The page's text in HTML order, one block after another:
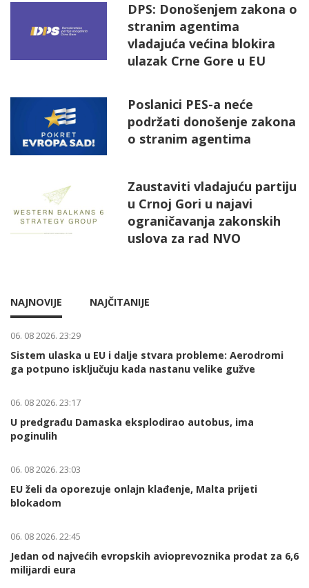
DPS: Donošenjem zakona o
stranim agentima
vladajuća većina blokira
ulazak Crne Gore u EU
Poslanici PES-a neće
podržati donošenje zakona
o stranim agentima
Zaustaviti vladajuću partiju
u Crnoj Gori u najavi
ograničavanja zakonskih
uslova za rad NVO
NAJNOVIJE NAJČITANIJE
06. 08 2026. 23:29
Sistem ulaska u EU i dalje stvara probleme: Aerodromi
ga potpuno isključuju kada nastanu velike gužve
06. 08 2026. 23:17
U predgrađu Damaska eksplodirao autobus, ima
poginulih
06. 08 2026. 23:03
EU želi da oporezuje onlajn klađenje, Malta prijeti
blokadom
06. 08 2026. 22:45
Jedan od najvećih evropskih avioprevoznika prodat za 6,6
milijardi eura